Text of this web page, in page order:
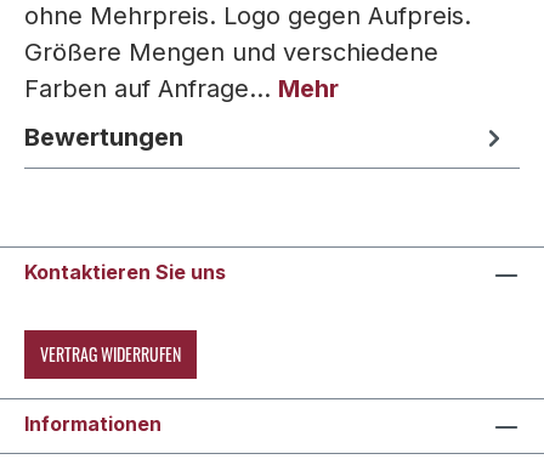
ohne Mehrpreis. Logo gegen Aufpreis.
Größere Mengen und verschiedene
Farben auf Anfrage… Mehr
Bewertungen
Kontaktieren Sie uns
VERTRAG WIDERRUFEN
Informationen